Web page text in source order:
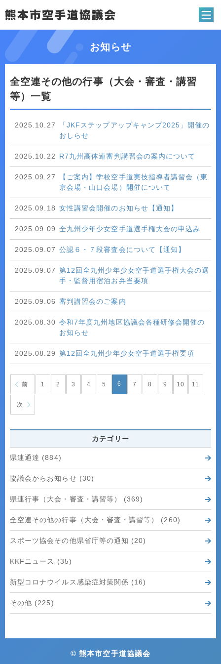
熊本市空手道協
お知らせ
全空連その他の行事（大会・審査・講習
等）一覧
2025.10.27
「JKFステップアップキャンプ2025」開催の
おしらせ
2025.10.22 R7九州高体連審判講習会の案内について
2025.09.27
【ご案内】学校空手道実技指導者講習会（東
京会場・山口会場）開催について
2025.09.18 女性講習会開催のお知らせ【通知】
2025.09.09 全九州少年少女空手道選手権大会の申込み
2025.09.07 公認６・７段審査会について【通知】
2025.09.07 第12回全九州少年少女空手道選手権大会の選
手・監督用宿泊お弁当要項
2025.09.06 審判講習会のご案内
2025.08.30 令和7年度九州地区協議会各種研修会開催の
お知らせ
2025.08.29 第12回全九州少年少女空手道選手権要項
前 1 2 3 4 5 6 7 8 9 10 11
次
カテゴリー
県連通達 (884)
協議会からお知らせ (30)
県連行事（大会・審査・講習等） (369)
全空連その他の行事（大会・審査・講習等） (260)
スポーツ協会その他県省庁等の通知 (20)
KKFニュース (35)
新型コロナウイルス感染症対策関係 (16)
その他 (225)
© 熊本市空手道協議会